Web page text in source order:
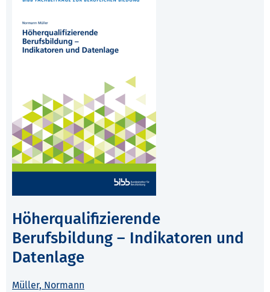
Höherqualifizierende
Berufsbildung – Indikatoren und
Datenlage
Müller, Normann